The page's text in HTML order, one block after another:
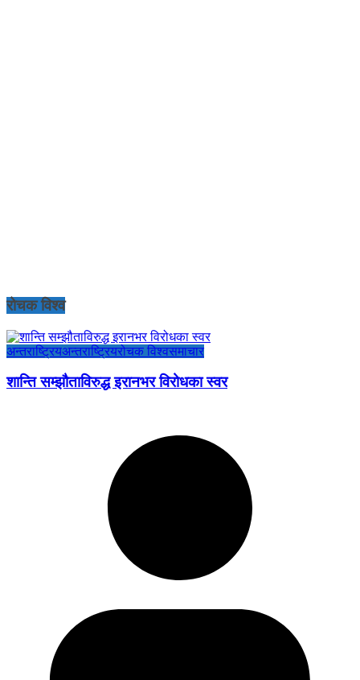
रोचक विश्व
अन्तराष्ट्रियअन्तराष्ट्रियरोचक विश्वसमाचार
शान्ति सम्झौताविरुद्ध इरानभर विरोधका स्वर